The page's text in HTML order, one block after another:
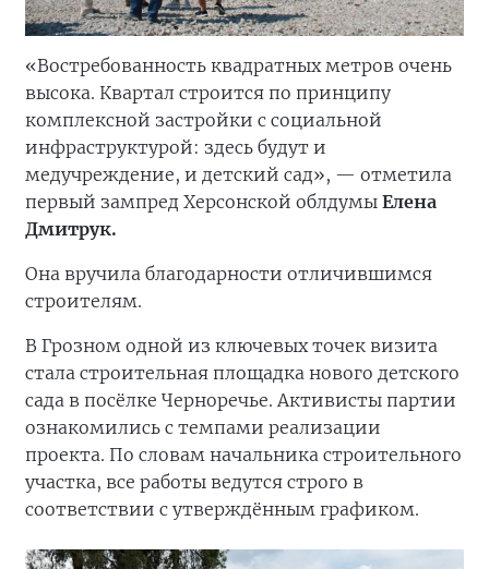
«Востребованность квадратных метров очень
высока. Квартал строится по принципу
комплексной застройки с социальной
инфраструктурой: здесь будут и
медучреждение, и детский сад», — отметила
первый зампред Херсонской облдумы Елена
Дмитрук.
Она вручила благодарности отличившимся
строителям.
В Грозном одной из ключевых точек визита
стала строительная площадка нового детского
сада в посёлке Черноречье. Активисты партии
ознакомились с темпами реализации
проекта. По словам начальника строительного
участка, все работы ведутся строго в
соответствии с утверждённым графиком.